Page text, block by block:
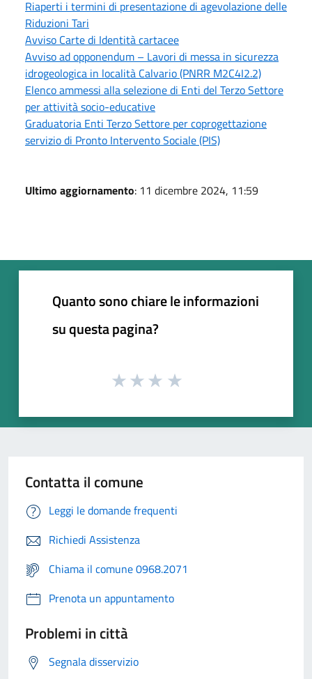
Riaperti i termini di presentazione di agevolazione delle
Riduzioni Tari
Avviso Carte di Identità cartacee
Avviso ad opponendum – Lavori di messa in sicurezza
idrogeologica in località Calvario (PNRR M2C4I2.2)
Elenco ammessi alla selezione di Enti del Terzo Settore
per attività socio-educative
Graduatoria Enti Terzo Settore per coprogettazione
servizio di Pronto Intervento Sociale (PIS)
Ultimo aggiornamento: 11 dicembre 2024, 11:59
Quanto sono chiare le informazioni
su questa pagina?
Contatta il comune
Leggi le domande frequenti
Richiedi Assistenza
Chiama il comune 0968.2071
Prenota un appuntamento
Problemi in città
Segnala disservizio